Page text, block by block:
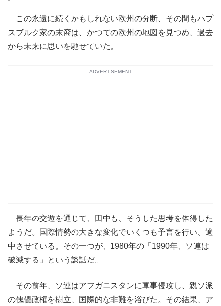
この永遠に続くかもしれない欧州の分断、その間もハプ
スブルク家の末裔は、かつての欧州の地図を見つめ、過去
から未来に思いを馳せていた。
ADVERTISEMENT
長年の交遊を通じて、田中も、そうした思考を体得した
ようだ。国際情勢の大きな変化でいくつも予言を行い、適
中させている。その一つが、1980年の「1990年、ソ連は
破滅する」という談話だ。
その前年、ソ連はアフガニスタンに軍事侵攻し、親ソ派
の傀儡政権を樹立、国際的な非難を浴びた。その結果、ア